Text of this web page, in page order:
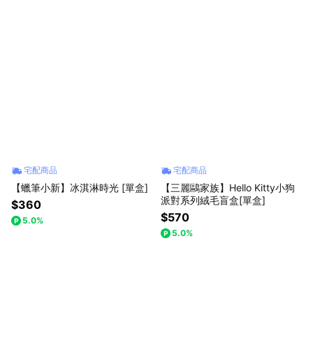
宅配商品
【蠟筆小新】冰淇淋時光 [單盒]
$360
5.0%
宅配商品
【三麗鷗家族】Hello Kitty小狗
派對系列絨毛盲盒[單盒]
$570
5.0%